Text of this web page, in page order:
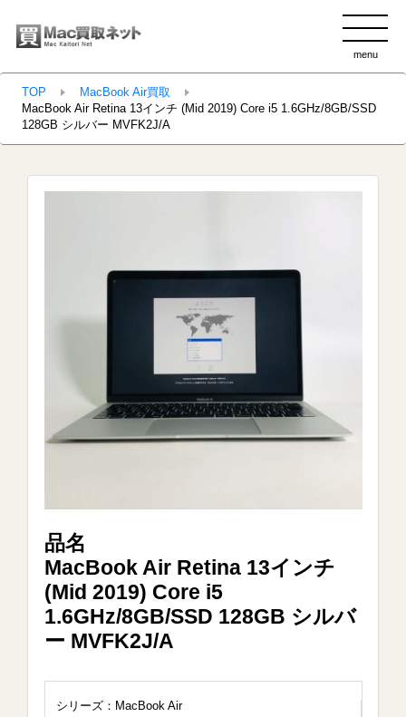
menu
TOP
MacBook Air買取
MacBook Air Retina 13インチ (Mid 2019) Core i5 1.6GHz/8GB/SSD
128GB シルバー MVFK2J/A
品名
MacBook Air Retina 13インチ
(Mid 2019) Core i5
1.6GHz/8GB/SSD 128GB シルバ
ー MVFK2J/A
シリーズ：MacBook Air